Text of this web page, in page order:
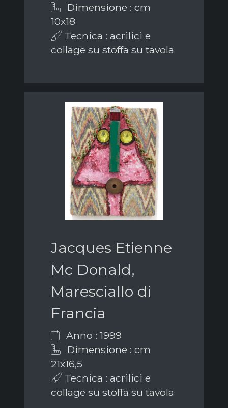
Dimensione : cm
10x18
Tecnica : acrilici e
collage su stoffa su tavola
Jacques Etienne
Mc Donald,
Maresciallo di
Francia
Anno : 1999
Dimensione : cm
21x16,5
Tecnica : acrilici e
collage su stoffa su tavola